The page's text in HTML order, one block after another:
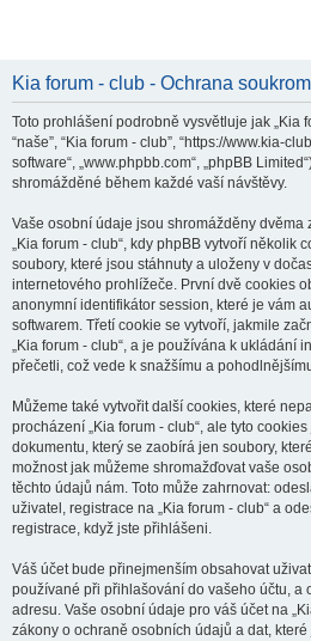
Kia forum - club - Ochrana
Toto prohlášení podrobně vysvětluje jak „Kia
“naše”, “Kia forum - club”, “https://www.kia-
software“, „www.phpbb.com“, „phpBB
shromážděné během každé vaší návštěvy.
Vaše osobní údaje jsou shromážděny dvěma
„Kia forum - club“, kdy phpBB vytvoří několik
soubory, které jsou stáhnuty a uloženy v
internetového prohlížeče. První dvě cookies
anonymní identifikátor session, které je vám
softwarem. Třetí cookie se vytvoří, jakmile
„Kia forum - club“, a je používána k ukládání
přečetli, což vede k snažšímu a
Můžeme také vytvořit další cookies, které
procházení „Kia forum - club“, ale tyto
dokumentu, který se zaobírá jen soubory,
možnost jak můžeme shromažďovat vaše
těchto údajů nám. Toto může zahrnovat:
uživatel, registrace na „Kia forum - club“ a
registrace, když jste přihlášeni.
Váš účet bude přinejmenším obsahovat
používané při přihlašování do vašeho účtu, a
adresu. Vaše osobní údaje pro váš účet na
zákony o ochraně osobních údajů a dat,